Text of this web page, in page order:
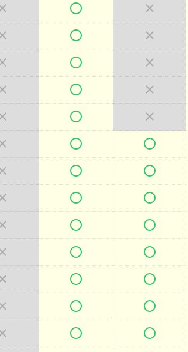
 
 
 
 
 
 
 
 
 
 
 
 
 